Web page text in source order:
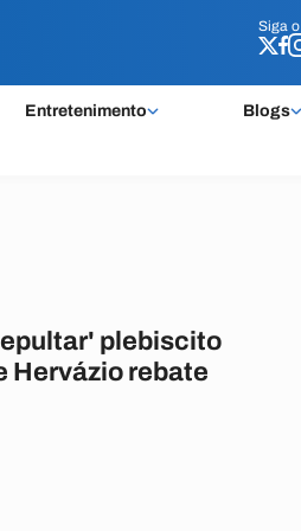
Siga o
Entretenimento Blogs
Siga o
plebiscito
Hervázio rebate